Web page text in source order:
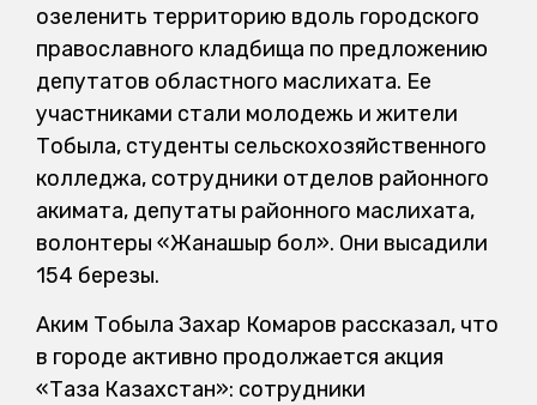
озеленить территорию вдоль городского
православного кладбища по предложению
депутатов областного маслихата. Ее
участниками стали молодежь и жители
Тобыла, студенты сельскохозяйственного
колледжа, сотрудники отделов районного
акимата, депутаты районного маслихата,
волонтеры «Жанашыр бол». Они высадили
154 березы.
Аким Тобыла Захар Комаров рассказал, что
в городе активно продолжается акция
«Таза Казахстан»: сотрудники